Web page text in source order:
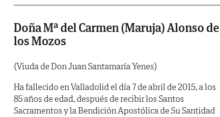
Doña Mª del Carmen (Maruja) Alonso de
los Mozos
(Viuda de Don Juan Santamaría Yenes)
Ha fallecido en Valladolid el día 7 de abril de 2015, a los
85 años de edad, después de recibir los Santos
Sacramentos y la Bendición Apostólica de Su Santidad